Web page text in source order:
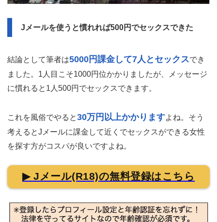
Jメールを使うと慣れれば500円でセックスできた
結論として筆者は5000円課金して7人とセックスでき
ました。1人目こそ1000円位かかりましたが、メッセージ
に慣れると1人500円でセックスできます。
これを風俗でやると30万円以上かかりますよね。そう
考えるとJメールに課金して近くでセックスができる女性
を探す方がコスパが良いですよね。
▶ Jメール(R18)の無料登録はこちら